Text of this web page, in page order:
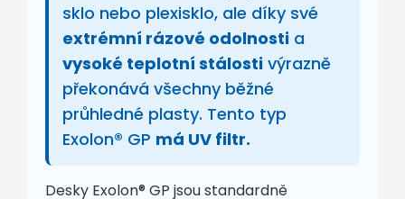
sklo nebo plexisklo, ale díky své
extrémní rázové odolnosti a
vysoké teplotní stálosti výrazně
překonává všechny běžné
průhledné plasty. Tento typ
Exolon® GP má UV filtr.
Desky Exolon® GP jsou standardně